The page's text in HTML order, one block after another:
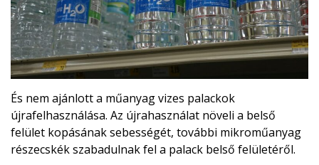
És nem ajánlott a műanyag vizes palackok
újrafelhasználása. Az újrahasználat növeli a belső
felület kopásának sebességét, további mikroműanyag
részecskék szabadulnak fel a palack belső felületéről.